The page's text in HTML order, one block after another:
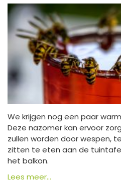
We krijgen nog een paar
Deze nazomer kan ervoor
zullen worden door wespen,
zitten te eten aan de
het balkon.
Lees meer...